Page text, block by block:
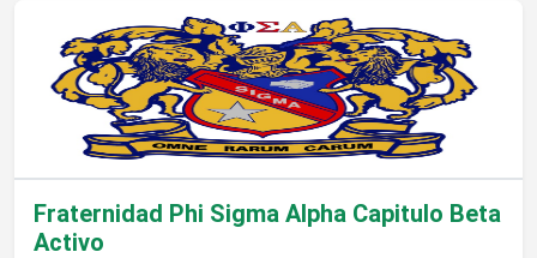
Ver detalles de Fraternidad Phi Sigma Alpha Capitulo Beta
Fraternidad Phi Sigma Alpha Capitulo Beta
Activo